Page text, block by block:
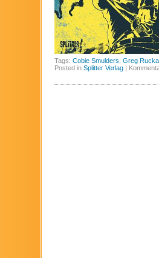
Tags: Cobie Smulders Greg Rucka
Posted in Splitter Verlag |